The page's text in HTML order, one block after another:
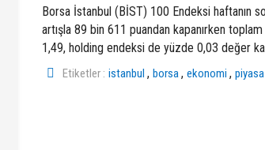
Borsa İstanbul (BİST) 100 Endeksi haftanın
artışla 89 bin 611 puandan kapanırken
1,49, holding endeksi de yüzde 0,03 değer
Etiketler : istanbul,borsa,ekonomi,piyasa